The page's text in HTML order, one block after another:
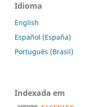
Idioma
English
Español (España)
Português (Brasil)
Indexada em